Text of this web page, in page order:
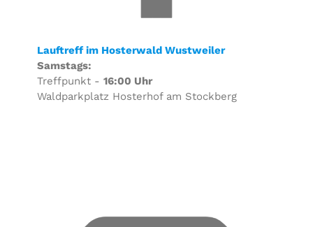
Lauftreff im Hosterwald Wustweiler
Samstags:
Treffpunkt - 16:00 Uhr
Waldparkplatz Hosterhof am Stockberg